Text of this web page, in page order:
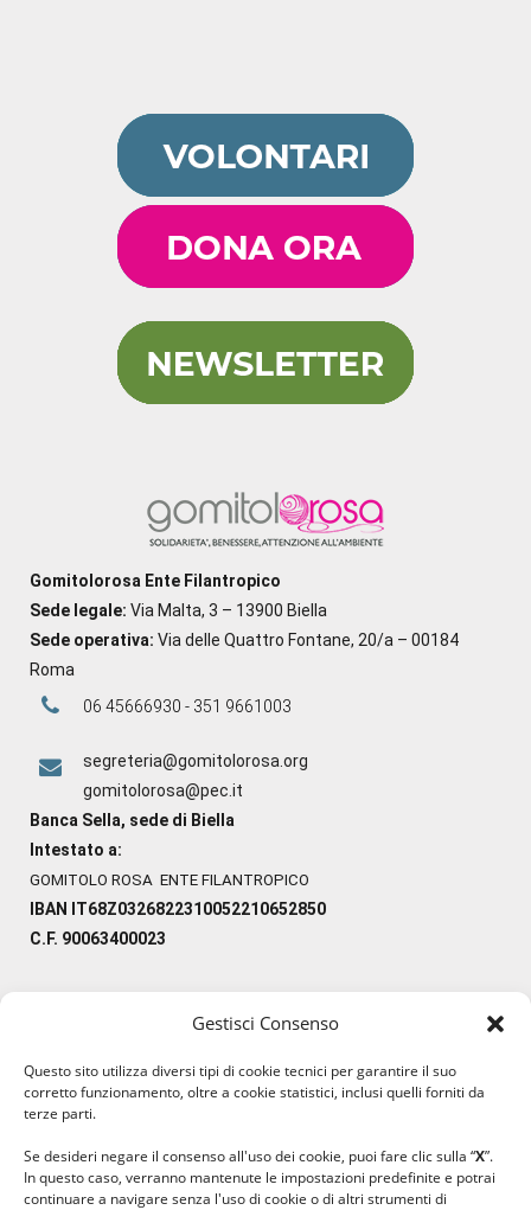
Gestisci Consenso
Questo sito utilizza diversi tipi di cookie tecnici per garantire il suo
corretto funzionamento, oltre a cookie statistici, inclusi quelli forniti da
terze parti.
Se desideri negare il consenso all'uso dei cookie, puoi fare clic sulla “X”.
In questo caso, verranno mantenute le impostazioni predefinite e potrai
continuare a navigare senza l'uso di cookie o di altri strumenti di
Gomitolorosa Ente Filantropico
Sede legale: Via Malta, 3 – 13900 Biella
Sede operativa: Via delle Quattro Fontane, 20/a – 00184
Roma
06 45666930 - 351 9661003
segreteria@gomitolorosa.org
gomitolorosa@pec.it
Banca Sella, sede di Biella
Intestato a:
GOMITOLO ROSA ENTE FILANTROPICO
IBAN IT68Z0326822310052210652850
C.F. 90063400023
#lanaterapia
#ilcaloredellempatia